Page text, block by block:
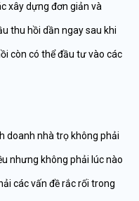
xây dựng đơn giản và
thu hồi dần ngay sau khi
còn có thể đầu tư vào các
doanh nhà trọ không phải
nhưng không phải lúc nào
các vấn đề rắc rối trong